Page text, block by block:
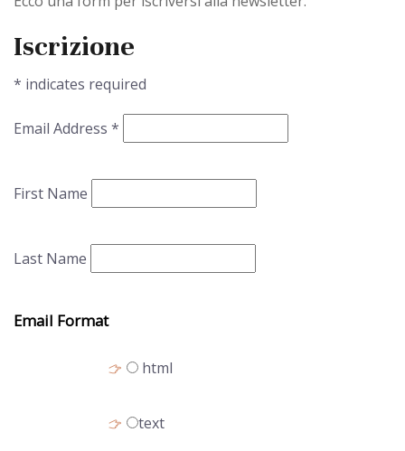
Iscrizione
* indicates required
Email Address *
First Name
Last Name
Email Format
html
text